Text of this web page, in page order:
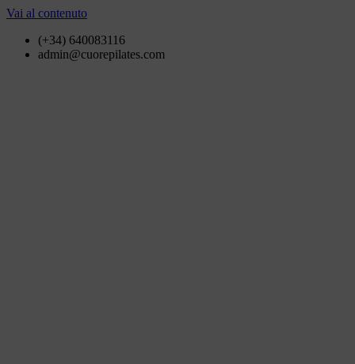
Vai al contenuto
(+34) 640083116
admin@cuorepilates.com